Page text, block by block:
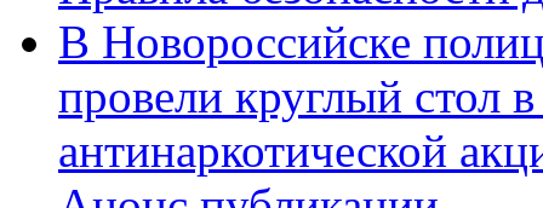
В Новороссийске
провели круглый стол
антинаркотической